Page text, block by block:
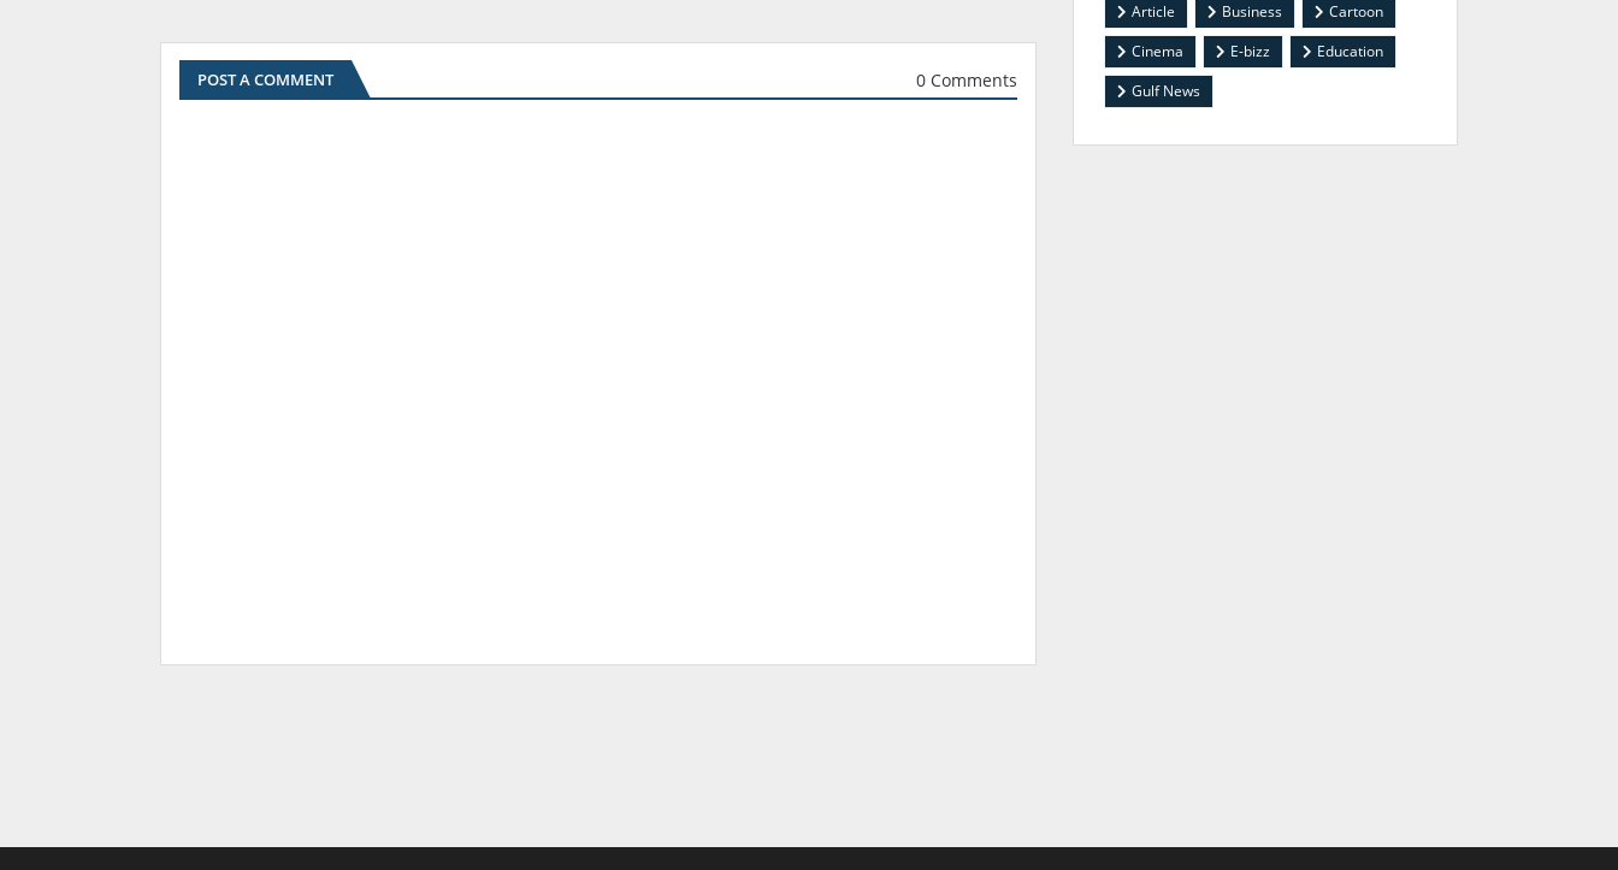
POST A COMMENT 0 Comments
Article Business
Cartoon
Cinema
E-bizz
Education
Gulf News